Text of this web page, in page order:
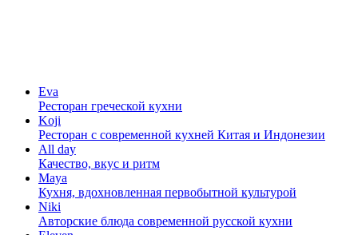
Eva
Ресторан греческой кухни
Koji
Ресторан с cовременной кухней Китая и Индонезии
All day
Качество, вкус и ритм
Maya
Кухня, вдохновленная первобытной культурой
Niki
Авторские блюда современной русской кухни